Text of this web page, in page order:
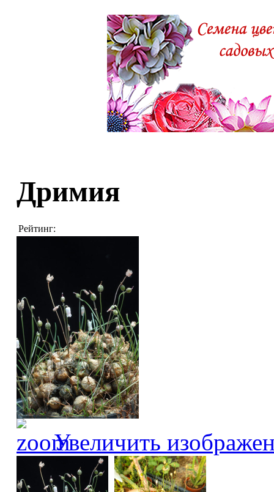
Дримия
Рейтинг:
Увеличить